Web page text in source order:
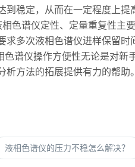
到稳定，从而在一定程度上提
谱仪定性、定量重复性主要
求多次液相色谱仪进样保留时
仪操作方便性无论是对新手
析方法的拓展提供有力的帮助。
液相色谱仪的压力不稳怎么解决？